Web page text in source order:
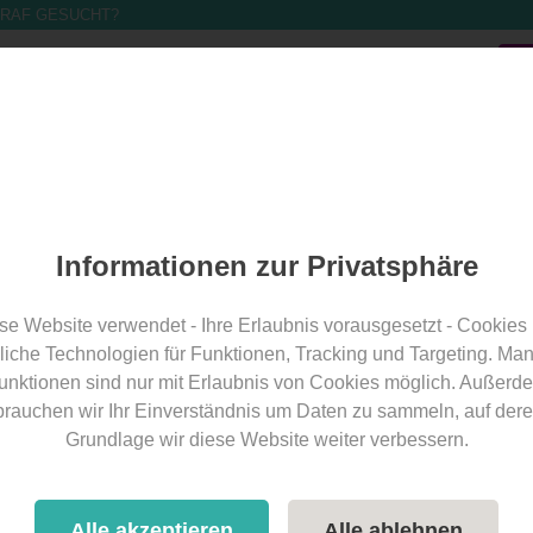
GESUCHT?
(mögl. Instrumente) Kosten für kirchliche Trauung
Informationen zur Privatsphäre
Website verwendet - Ihre Erlaubnis vorausgesetzt - Cookies
Technologien für Funktionen, Tracking und Targeting.
sind nur mit Erlaubnis von Cookies möglich.
wir Ihr Einverständnis um Daten zu sammeln, auf
Grundlage wir diese Website weiter verbessern.